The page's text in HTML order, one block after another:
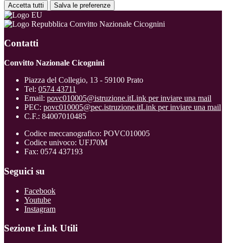
Accetta tutti Salva le preferenze
Convitto Nazionale Cicognini
Contatti
Convitto Nazionale Cicognini
Piazza del Collegio, 13 - 59100 Prato
Tel: 0574 43711
Email: povc010005@istruzione.itLink per inviare una mail
PEC: povc010005@pec.istruzione.itLink per inviare una mail
C.F.: 84007010485
Codice meccanografico: POVC010005
Codice univoco: UFJ70M
Fax: 0574 437193
Seguici su
Facebook
Youtube
Instagram
Sezione Link Utili